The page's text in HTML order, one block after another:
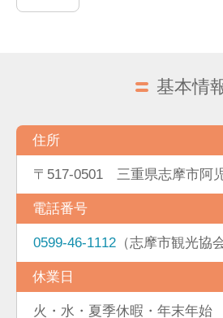
基本情
住所
〒517-0501 三重県志摩市阿
電話番号
0599-46-1112 （志摩市観光協会
休業日
火・水・夏季休暇・年末年始